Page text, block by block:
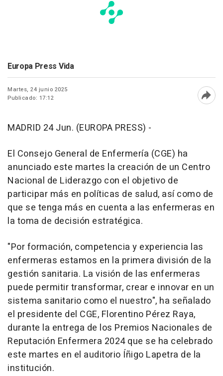
Europa Press Vida
Martes, 24 junio 2025
Publicado: 17:12
MADRID 24 Jun. (EUROPA PRESS) -
El Consejo General de Enfermería (CGE) ha
anunciado este martes la creación de un Centro
Nacional de Liderazgo con el objetivo de
participar más en políticas de salud, así como de
que se tenga más en cuenta a las enfermeras en
la toma de decisión estratégica.
"Por formación, competencia y experiencia las
enfermeras estamos en la primera división de la
gestión sanitaria. La visión de las enfermeras
puede permitir transformar, crear e innovar en un
sistema sanitario como el nuestro", ha señalado
el presidente del CGE, Florentino Pérez Raya,
durante la entrega de los Premios Nacionales de
Reputación Enfermera 2024 que se ha celebrado
este martes en el auditorio Íñigo Lapetra de la
institución.